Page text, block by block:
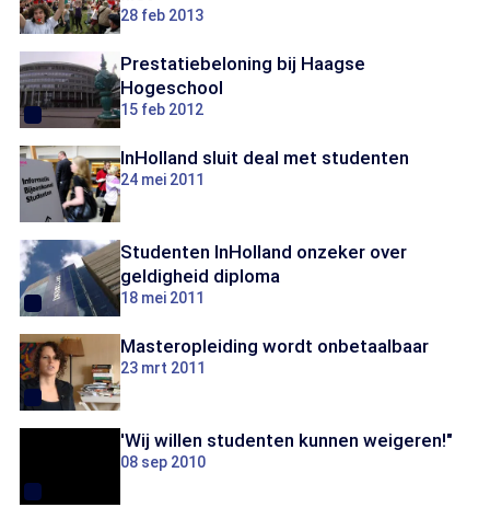
28 feb 2013
Prestatiebeloning bij Haagse
Hogeschool
15 feb 2012
InHolland sluit deal met studenten
24 mei 2011
Studenten InHolland onzeker over
geldigheid diploma
18 mei 2011
Masteropleiding wordt onbetaalbaar
23 mrt 2011
'Wij willen studenten kunnen weigeren!"
08 sep 2010